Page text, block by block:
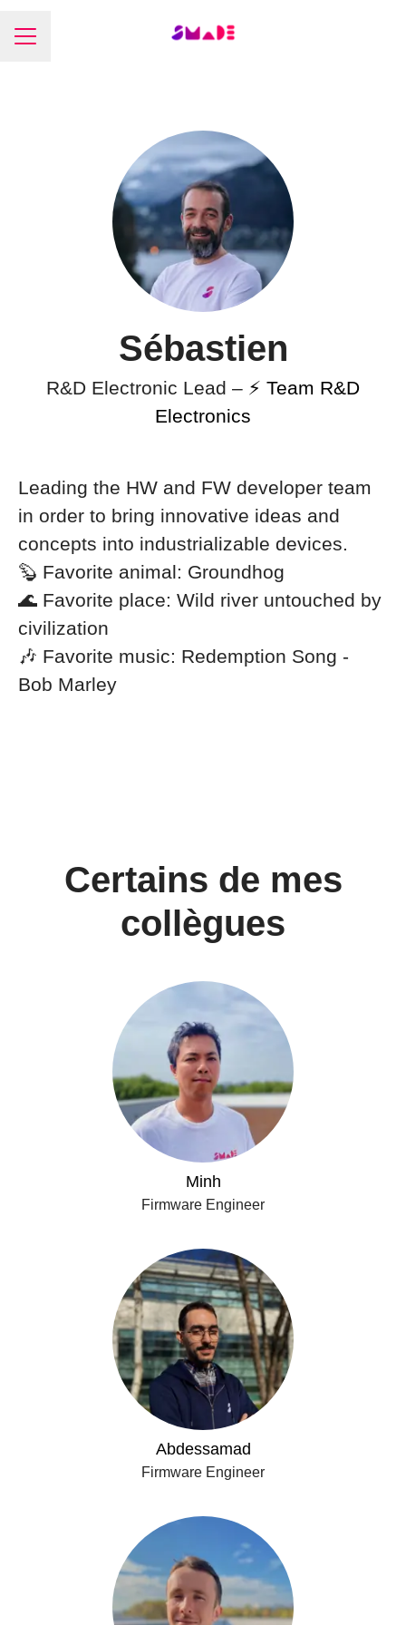
Menu carrière
Sébastien
R&D Electronic Lead – ⚡️ Team R&D
Electronics
Leading the HW and FW developer team
in order to bring innovative ideas and
concepts into industrializable devices.
🦫 Favorite animal: Groundhog
🌊 Favorite place: Wild river untouched by
civilization
🎶 Favorite music: Redemption Song -
Bob Marley
Certains de mes
collègues
Minh
Firmware Engineer
Abdessamad
Firmware Engineer